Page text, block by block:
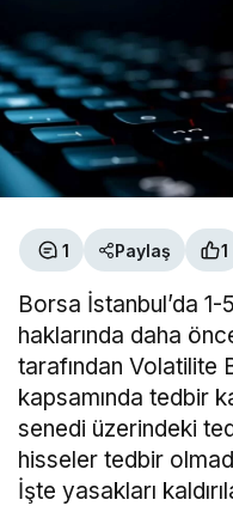
1 Paylaş 1
Borsa İstanbul’da
haklarında daha
tarafından Volatilite
kapsamında tedbir
senedi üzerindeki
hisseler tedbir
İşte yasakları